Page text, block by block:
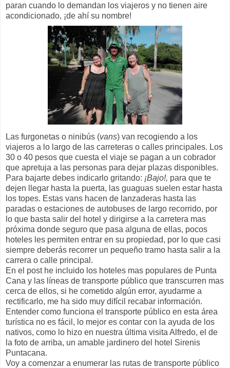
paran cuando lo demandan los viajeros y no tienen aire
acondicionado, ¡de ahí su nombre!
Las furgonetas o ninibús (vans) van recogiendo a los
viajeros a lo largo de las carreteras o calles principales. Los
30 o 40 pesos que cuesta el viaje se pagan a un cobrador
que apretuja a las personas para dejar plazas disponibles.
Para bajarte debes indicarlo gritando: ¡Bajo!, para que te
dejen llegar hasta la puerta, las guaguas suelen estar hasta
los topes. Estas vans hacen de lanzaderas hasta las
paradas o estaciones de autobuses de largo recorrido, por
lo que basta salir del hotel y dirigirse a la carretera mas
próxima donde seguro que pasa alguna de ellas, pocos
hoteles les permiten entrar en su propiedad, por lo que casi
siempre deberás recorrer un pequeño tramo hasta salir a la
carrera o calle principal.
En el post he incluido los hoteles mas populares de Punta
Cana y las líneas de transporte público que transcurren mas
cerca de ellos, si he cometido algún error, ayudarme a
rectificarlo, me ha sido muy difícil recabar información.
Entender como funciona el transporte público en esta área
turística no es fácil, lo mejor es contar con la ayuda de los
nativos, como lo hizo en nuestra última visita Alfredo, el de
la foto de arriba, un amable jardinero del hotel Sirenis
Puntacana.
Voy a comenzar a enumerar las rutas de transporte público